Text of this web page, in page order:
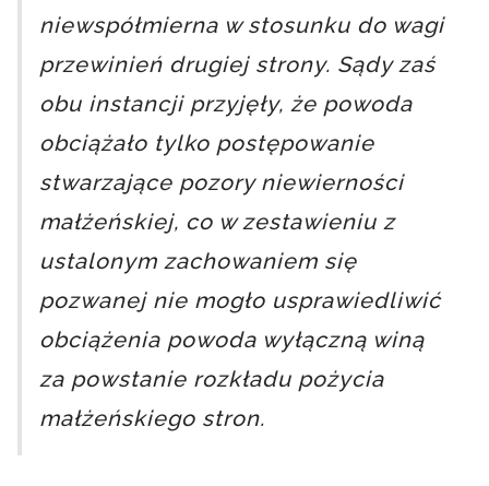
niewspółmierna w stosunku do wagi
przewinień drugiej strony. Sądy zaś
obu instancji przyjęły, że powoda
obciążało tylko postępowanie
stwarzające pozory niewierności
małżeńskiej, co w zestawieniu z
ustalonym zachowaniem się
pozwanej nie mogło usprawiedliwić
obciążenia powoda wyłączną winą
za powstanie rozkładu pożycia
małżeńskiego stron.